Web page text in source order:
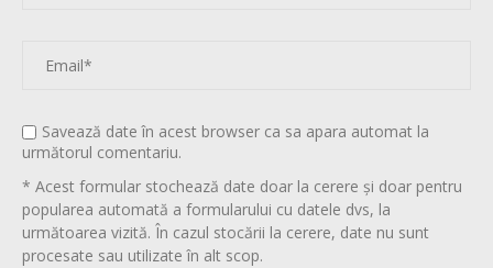
Savează date în acest browser ca sa apara automat la
următorul comentariu.
* Acest formular stochează date doar la cerere și doar pentru
popularea automată a formularului cu datele dvs, la
următoarea vizită. În cazul stocării la cerere, date nu sunt
procesate sau utilizate în alt scop.